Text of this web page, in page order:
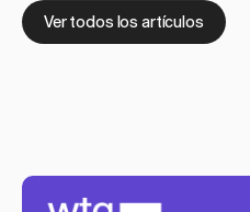
Ver todos los artículos